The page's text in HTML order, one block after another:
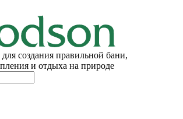
создания правильной бани,
и отдыха на природе